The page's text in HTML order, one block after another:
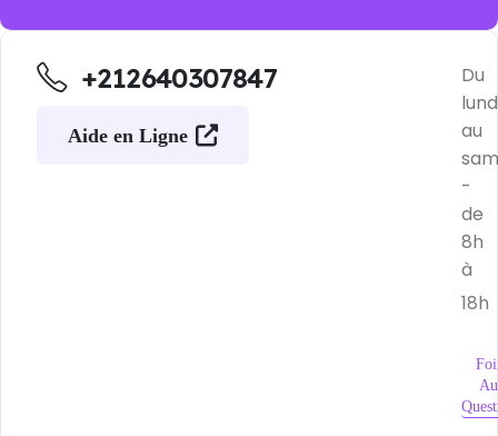
+212640307847
Aide en Ligne
Du
au
-
de
8h
à
18h